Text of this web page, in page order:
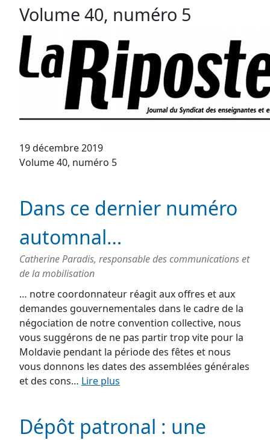
Volume 40, numéro 5
19 décembre 2019
Volume 40, numéro 5
Dans ce dernier numéro
automnal…
Catherine Paradis, responsable des communications et
de la mobilisation
… notre coordonnateur réagit aux offres et aux
demandes gouvernementales dans le cadre de la
négociation de notre convention collective, nous
vous suggérons de ne pas partir trop vite pour la
Moldavie pendant la période des fêtes et nous
vous donnons les dates des assemblées générales
et des cons… Lire plus
Dépôt patronal : une